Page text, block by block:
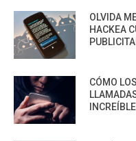
OLVIDA
HACKEA
CÓMO